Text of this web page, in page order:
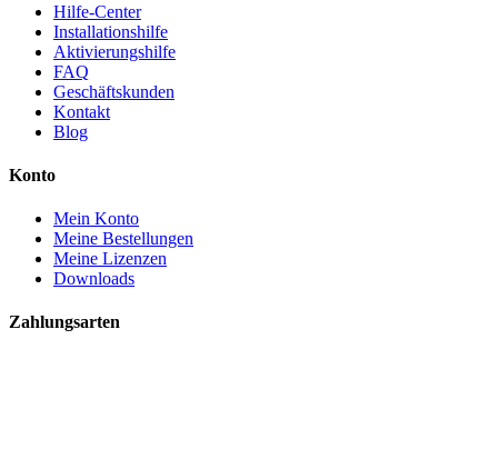
Hilfe-Center
Installationshilfe
Aktivierungshilfe
FAQ
Geschäftskunden
Kontakt
Blog
Konto
Mein Konto
Meine Bestellungen
Meine Lizenzen
Downloads
Zahlungsarten